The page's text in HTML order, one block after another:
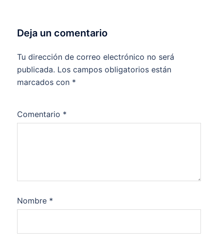
Deja un comentario
Tu dirección de correo electrónico no será
publicada. Los campos obligatorios están
marcados con *
Comentario *
Nombre *